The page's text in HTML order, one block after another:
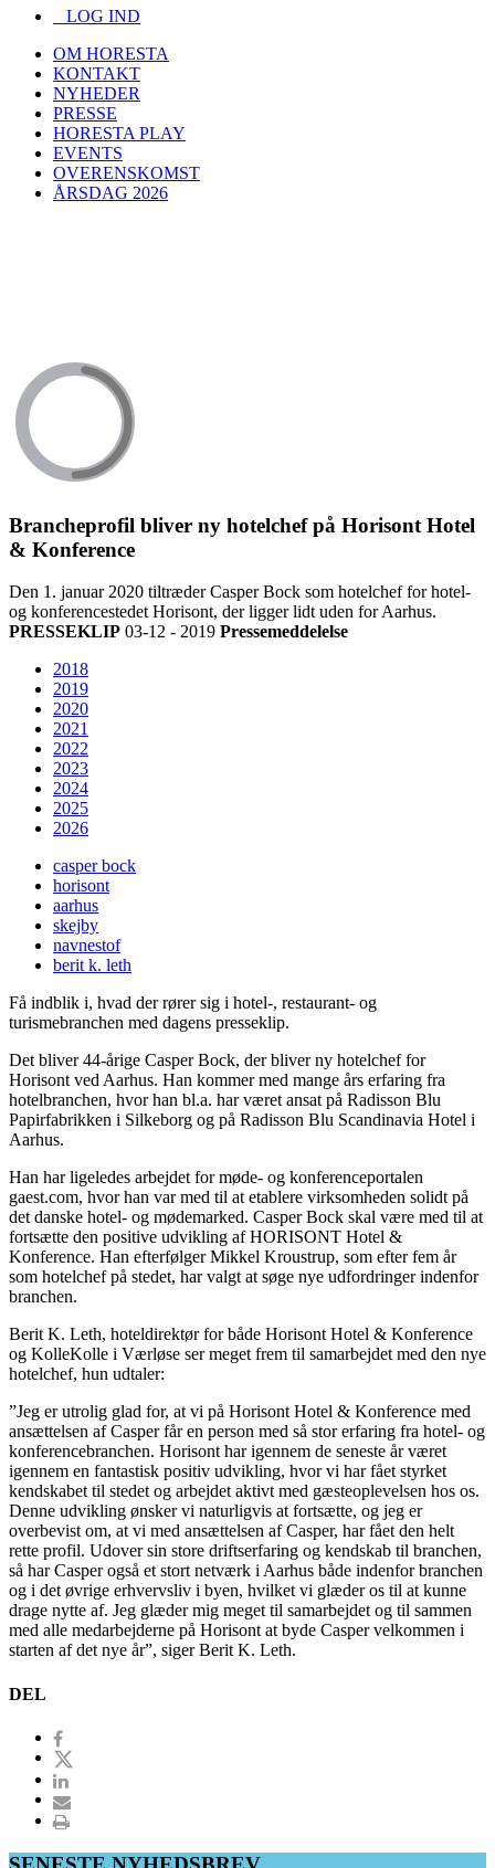
LOG IND
OM HORESTA
KONTAKT
NYHEDER
PRESSE
HORESTA PLAY
EVENTS
OVERENSKOMST
ÅRSDAG 2026
Brancheprofil bliver ny hotelchef på Horisont Hotel
& Konference
Den 1. januar 2020 tiltræder Casper Bock som hotelchef for hotel-
og konferencestedet Horisont, der ligger lidt uden for Aarhus.
PRESSEKLIP 03-12 - 2019 Pressemeddelelse
2018
2019
2020
2021
2022
2023
2024
2025
2026
casper bock
horisont
aarhus
skejby
navnestof
berit k. leth
Få indblik i, hvad der rører sig i hotel-, restaurant- og
turismebranchen med dagens presseklip.
Det bliver 44-årige Casper Bock, der bliver ny hotelchef for
Horisont ved Aarhus. Han kommer med mange års erfaring fra
hotelbranchen, hvor han bl.a. har været ansat på Radisson Blu
Papirfabrikken i Silkeborg og på Radisson Blu Scandinavia Hotel i
Aarhus.
Han har ligeledes arbejdet for møde- og konferenceportalen
gaest.com, hvor han var med til at etablere virksomheden solidt på
det danske hotel- og mødemarked. Casper Bock skal være med til at
fortsætte den positive udvikling af HORISONT Hotel &
Konference. Han efterfølger Mikkel Kroustrup, som efter fem år
som hotelchef på stedet, har valgt at søge nye udfordringer indenfor
branchen.
Berit K. Leth, hoteldirektør for både Horisont Hotel & Konference
og KolleKolle i Værløse ser meget frem til samarbejdet med den nye
hotelchef, hun udtaler:
”Jeg er utrolig glad for, at vi på Horisont Hotel & Konference med
ansættelsen af Casper får en person med så stor erfaring fra hotel- og
konferencebranchen. Horisont har igennem de seneste år været
igennem en fantastisk positiv udvikling, hvor vi har fået styrket
kendskabet til stedet og arbejdet aktivt med gæsteoplevelsen hos os.
Denne udvikling ønsker vi naturligvis at fortsætte, og jeg er
overbevist om, at vi med ansættelsen af Casper, har fået den helt
rette profil. Udover sin store driftserfaring og kendskab til branchen,
så har Casper også et stort netværk i Aarhus både indenfor branchen
og i det øvrige erhvervsliv i byen, hvilket vi glæder os til at kunne
drage nytte af. Jeg glæder mig meget til samarbejdet og til sammen
med alle medarbejderne på Horisont at byde Casper velkommen i
starten af det nye år”, siger Berit K. Leth.
DEL